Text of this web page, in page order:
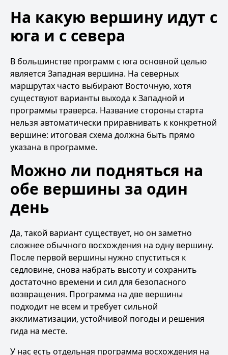
На какую вершину идут с
юга и с севера
В большинстве программ с юга основной целью
является Западная вершина. На северных
маршрутах часто выбирают Восточную, хотя
существуют варианты выхода к Западной и
программы траверса. Название стороны старта
нельзя автоматически приравнивать к конкретной
вершине: итоговая схема должна быть прямо
указана в программе.
Можно ли подняться на
обе вершины за один
день
Да, такой вариант существует, но он заметно
сложнее обычного восхождения на одну вершину.
После первой вершины нужно спуститься к
седловине, снова набрать высоту и сохранить
достаточно времени и сил для безопасного
возвращения. Программа на две вершины
подходит не всем и требует сильной
акклиматизации, устойчивой погоды и решения
гида на месте.
У нас есть отдельная программа восхождения на